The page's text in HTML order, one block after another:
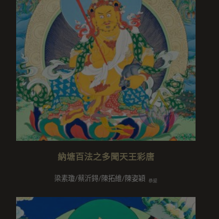
納塘百法之多聞天王彩唐
梁素瓊/蔡沂鍀/陳拓維/陳姿穎 恭迎